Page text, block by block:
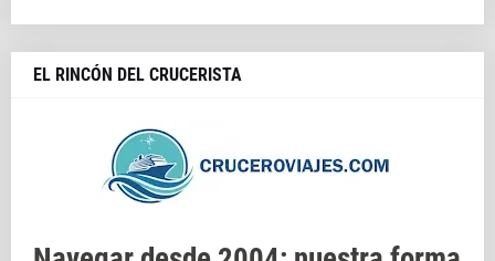
EL RINCÓN DEL CRUCERISTA